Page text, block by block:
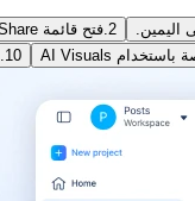
2. فتح قائمة Edit & Share
10.